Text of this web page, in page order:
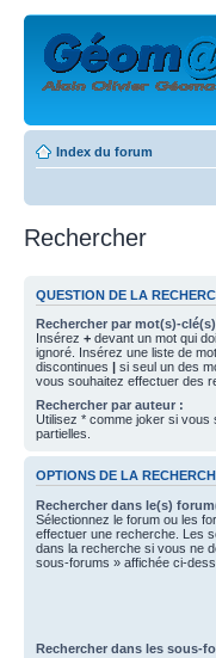
Index du forum
Rechercher
QUESTION DE LA
Rechercher par mot(s)-
Insérez + devant un mot qui
ignoré. Insérez une liste de
discontinues | si seul un des
vous souhaitez effectuer des
Rechercher par auteur :
Utilisez * comme joker si
partielles.
OPTIONS DE LA
Rechercher dans le(s)
Sélectionnez le forum ou les
effectuer une recherche. Les
dans la recherche si vous ne
sous-forums » affichée ci-
Rechercher dans les sous-